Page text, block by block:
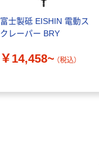
富士製砥 EISHIN 電動ス
クレーパー BRY
￥14,458~ （税込）